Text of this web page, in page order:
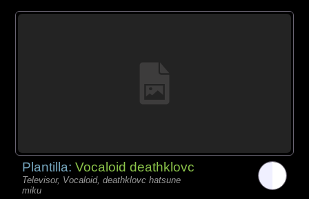
Plantilla:Vocaloid deathklovc
Televisor, Vocaloid, deathklovc hatsune
miku